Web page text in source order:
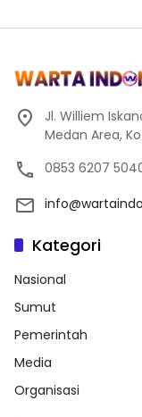
Jl. Williem
Medan Area,
0853 6207
Kategori
Nasional
Sumut
Pemerintah
Media
Organisasi